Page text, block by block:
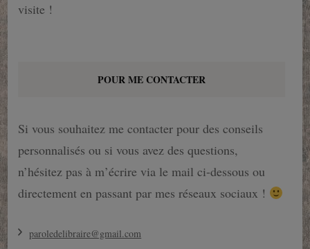
visite !
POUR ME CONTACTER
Si vous souhaitez me contacter pour des conseils
personnalisés ou si vous avez des questions,
n’hésitez pas à m’écrire via le mail ci-dessous ou
directement en passant par mes réseaux sociaux !
paroledelibraire@gmail.com